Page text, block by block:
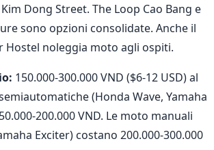
Dong Street. The Loop Cao Bang e
sono opzioni consolidate. Anche il
Hostel noleggia moto agli ospiti.
150.000-300.000 VND ($6-12 USD) al
(Honda Wave, Yamaha
200.000 VND. Le moto manuali
Exciter) costano 200.000-300.000